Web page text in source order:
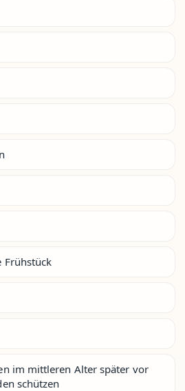
Frühstück
im mittleren Alter später vor
schützen